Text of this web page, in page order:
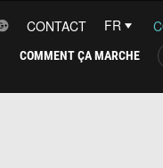
CONTACT
COMMENT ÇA MARCHE